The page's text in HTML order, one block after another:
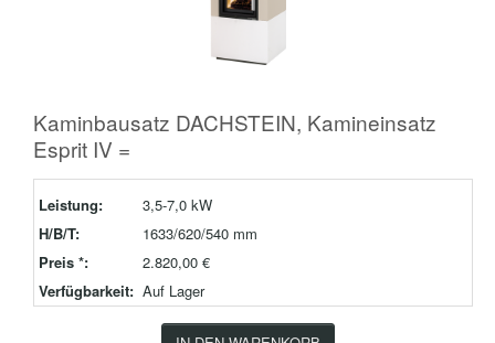
Kaminbausatz DACHSTEIN, Kamineinsatz
Esprit IV =
Leistung:
3,5-7,0 kW
H/B/T:
1633/620/540 mm
Preis *:
2.820,00 €
Verfügbarkeit: Auf Lager